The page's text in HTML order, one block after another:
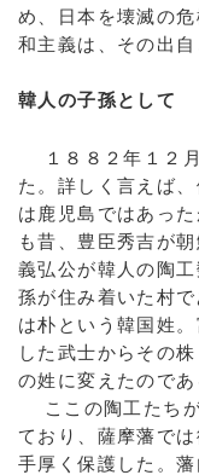
め、日本を壊滅の
和主義は、その出自
韓人の子孫として
１８８２年１２月
た。詳しく言えば
は鹿児島ではあっ
も昔、豊臣秀吉が
義弘公が韓人の陶
孫が住み着いた村
は朴という韓国姓
した武士からその
の姓に変えたのであ
ここの陶工たちが
ており、薩摩藩で
手厚く保護した。